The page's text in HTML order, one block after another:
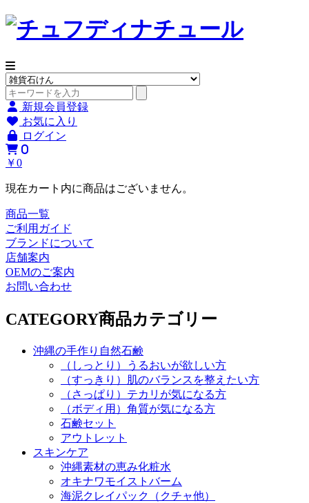
新規会員登録
お気に入り
ログイン
0
￥0
現在カート内に商品はございません。
商品一覧
ご利用ガイド
ブランドについて
店舗案内
OEMのご案内
お問い合わせ
CATEGORY商品カテゴリー
沖縄の手作り自然石鹸
（しっとり）うるおいが欲しい方
（すっきり）肌のバランスを整えたい方
（さっぱり）テカリが気になる方
（ボディ用）角質が気になる方
石鹸セット
アウトレット
スキンケア
沖縄素材の恵み化粧水
オキナワモイストバーム
海泥クレイパック（クチャ他）